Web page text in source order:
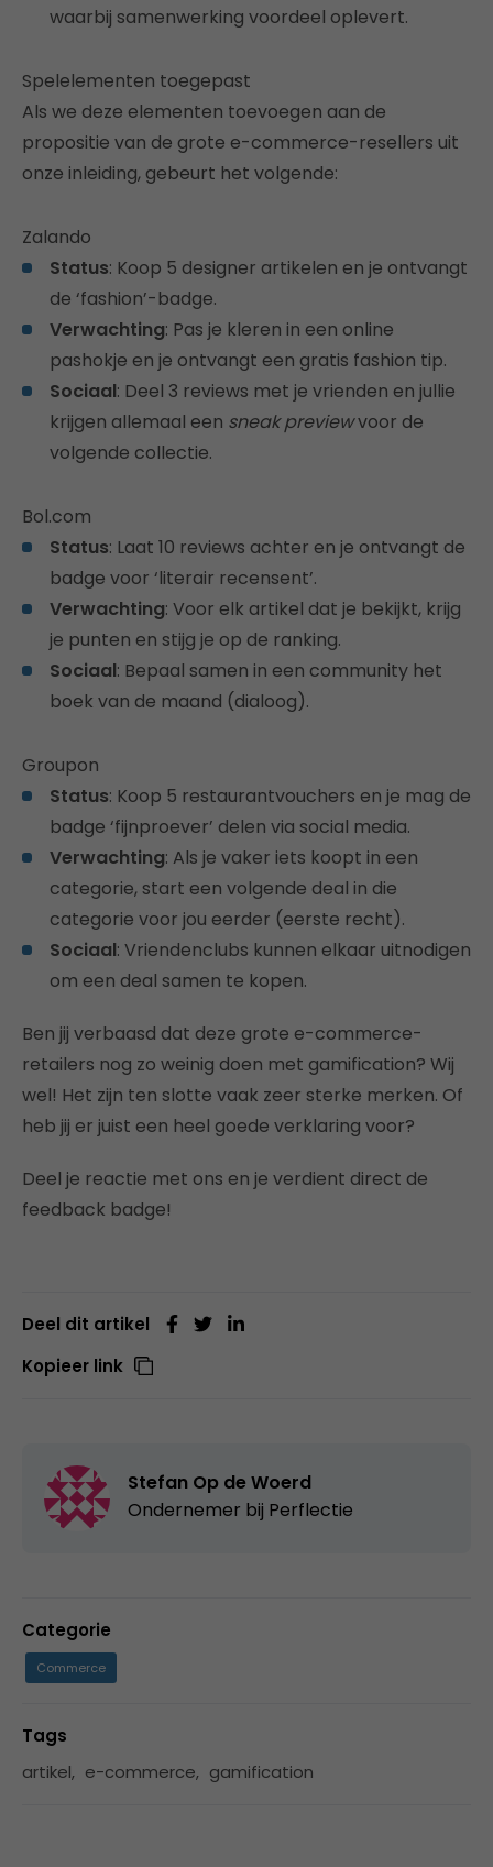
waarbij samenwerking voordeel oplevert.
Spelelementen toegepast
Als we deze elementen toevoegen aan de
propositie van de grote e-commerce-resellers uit
onze inleiding, gebeurt het volgende:
Zalando
Status: Koop 5 designer artikelen en je ontvangt
de ‘fashion’-badge.
Verwachting: Pas je kleren in een online
pashokje en je ontvangt een gratis fashion tip.
Sociaal: Deel 3 reviews met je vrienden en jullie
krijgen allemaal een sneak previewvoor de
volgende collectie.
Bol.com
Status: Laat 10 reviews achter en je ontvangt de
badge voor ‘literair recensent’.
Verwachting: Voor elk artikel dat je bekijkt, krijg
je punten en stijg je op de ranking.
Sociaal: Bepaal samen in een community het
boek van de maand (dialoog).
Groupon
Status: Koop 5 restaurantvouchers en je mag de
badge ‘fijnproever’ delen via social media.
Verwachting: Als je vaker iets koopt in een
categorie, start een volgende deal in die
categorie voor jou eerder (eerste recht).
Sociaal: Vriendenclubs kunnen elkaar uitnodigen
om een deal samen te kopen.
Ben jij verbaasd dat deze grote e-commerce-
retailers nog zo weinig doen met gamification? Wij
wel! Het zijn ten slotte vaak zeer sterke merken. Of
heb jij er juist een heel goede verklaring voor?
Deel je reactie met ons en je verdient direct de
feedback badge!
Deel dit artikel
Kopieer link
Stefan Op de Woerd
Ondernemer bij Perflectie
Categorie
Commerce
Tags
artikel, e-commerce, gamification